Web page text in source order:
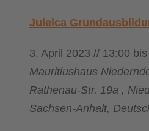
Juleica
3. April 2023 // 13:00 bis
Mauritiushaus
Rathenau-Str. 19a ,
Sachsen-Anhalt,